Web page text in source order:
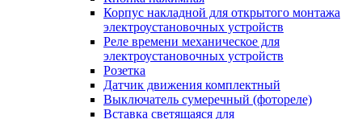
Корпус накладной для открытого монтажа
электроустановочных устройств
Реле времени механическое для
электроустановочных устройств
Розетка
Датчик движения комплектный
Выключатель сумеречный (фотореле)
Вставка светящаяся для